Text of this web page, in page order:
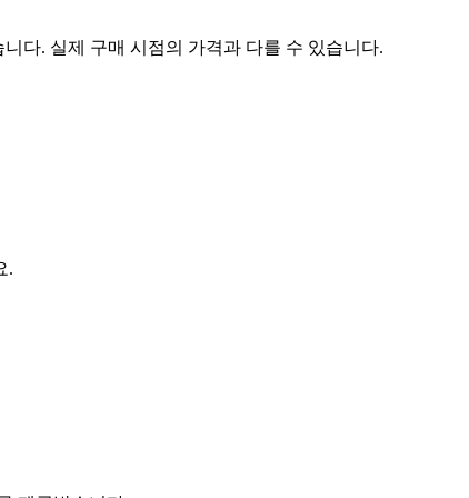
다. 실제 구매 시점의 가격과 다를 수 있습니다.
.